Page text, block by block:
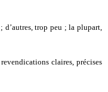
d’autres, trop peu ; la plupart,
claires, précises